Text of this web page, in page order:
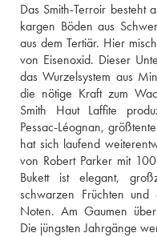
Das Smith-Terroir besteht
kargen Böden aus
aus dem Tertiär. Hier
von Eisenoxid. Dieser
das Wurzelsystem aus
die nötige Kraft zum
Smith Haut Laffite
Pessac-Léognan,
hat sich laufend
von Robert Parker mit
Bukett ist elegant,
schwarzen Früchten
Noten. Am Gaumen
Die jüngsten Jahrgänge